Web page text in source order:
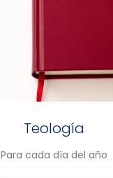
Teología
Para cada día del año